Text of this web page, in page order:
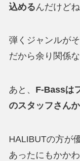
込めるんだけどね
弾くジャンルが
だから余り関係
あと、 F-Bassは
のスタッフさん
HALIBUTの方が
あったにもかか